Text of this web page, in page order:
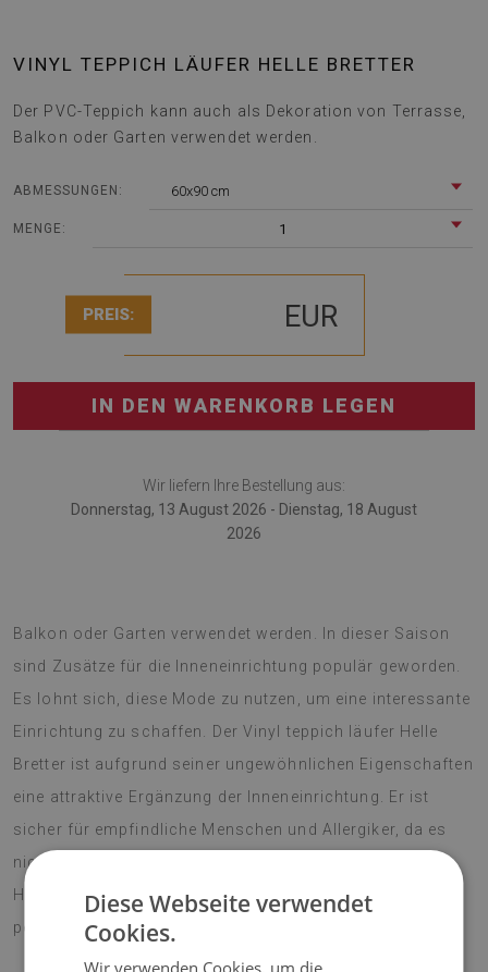
VINYL TEPPICH LÄUFER HELLE BRETTER
Der PVC-Teppich kann auch als Dekoration von Terrasse,
Balkon oder Garten verwendet werden.
ABMESSUNGEN: 60x90 cm
MENGE: 1
PREIS: EUR
IN DEN WARENKORB LEGEN
Wir liefern Ihre Bestellung aus:
Donnerstag, 13 August 2026 - Dienstag, 18 August
2026
Balkon oder Garten verwendet werden. In dieser Saison
sind Zusätze für die Inneneinrichtung populär geworden.
Es lohnt sich, diese Mode zu nutzen, um eine interessante
Einrichtung zu schaffen. Der Vinyl teppich läufer Helle
Bretter ist aufgrund seiner ungewöhnlichen Eigenschaften
eine attraktive Ergänzung der Inneneinrichtung. Er ist
sicher für empfindliche Menschen und Allergiker, da es
nicht reizt oder sensibilisiert. Der Trend der Saison ist
Hippie-Stil, zu dem ein Vinylteppich mit Blumenmuster
perfekt passt.
Diese Webseite verwendet
Cookies.
Wir verwenden Cookies, um die